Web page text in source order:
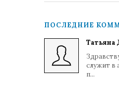
ПОСЛЕДНИЕ
Татьяна
служит в
п...